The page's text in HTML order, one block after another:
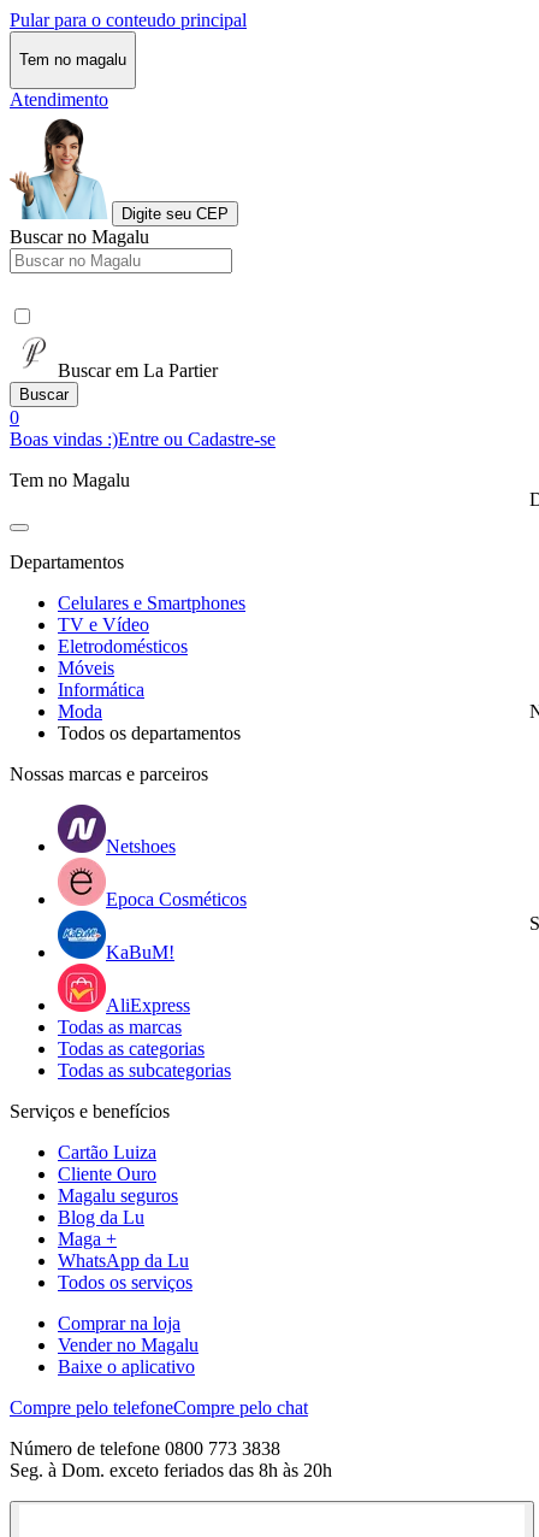
Pular para o conteudo principal
Tem no magalu
Atendimento
Digite seu CEP
Buscar no Magalu
Buscar em La Partier
Buscar
0
Boas vindas :)Entre ou Cadastre-se
Tem no Magalu
Departamentos
Celulares e Smartphones
TV e Vídeo
Eletrodomésticos
Móveis
Informática
Moda
Todos os departamentos
Nossas marcas e parceiros
Netshoes
Epoca Cosméticos
KaBuM!
AliExpress
Todas as marcas
Todas as categorias
Todas as subcategorias
Serviços e benefícios
Cartão Luiza
Cliente Ouro
Magalu seguros
Blog da Lu
Maga +
WhatsApp da Lu
Todos os serviços
Comprar na loja
Vender no Magalu
Baixe o aplicativo
Compre pelo telefoneCompre pelo chat
Número de telefone 0800 773 3838
Seg. à Dom. exceto feriados das 8h às 20h